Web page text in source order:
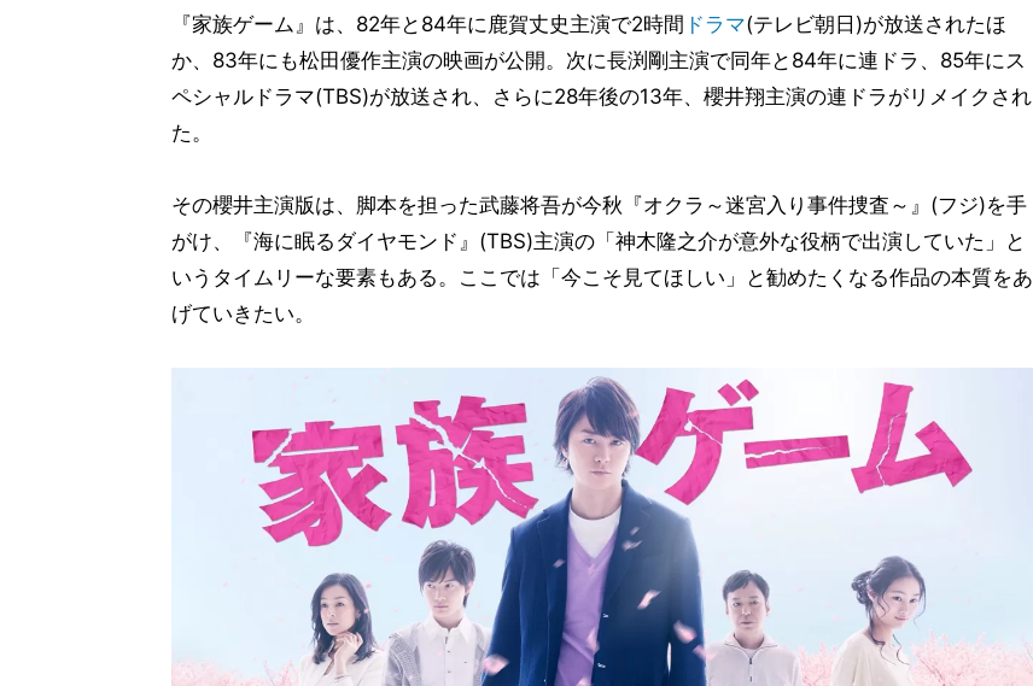
『家族ゲーム』は、82年と84年に鹿賀丈史主演で2時間 ドラマ(テレビ朝日)が放送されたほ
か、83年にも松田優作主演の映画が公開。次に長渕剛主演で同年と84年に連ドラ、85年にス
ペシャルドラマ(TBS)が放送され、さらに28年後の13年、櫻井翔主演の連ドラがリメイクされ
た。
その櫻井主演版は、脚本を担った武藤将吾が今秋『オクラ～迷宮入り事件捜査～』(フジ)を手
がけ、『海に眠るダイヤモンド』(TBS)主演の「神木隆之介が意外な役柄で出演していた」と
いうタイムリーな要素もある。ここでは「今こそ見てほしい」と勧めたくなる作品の本質をあ
げていきたい。